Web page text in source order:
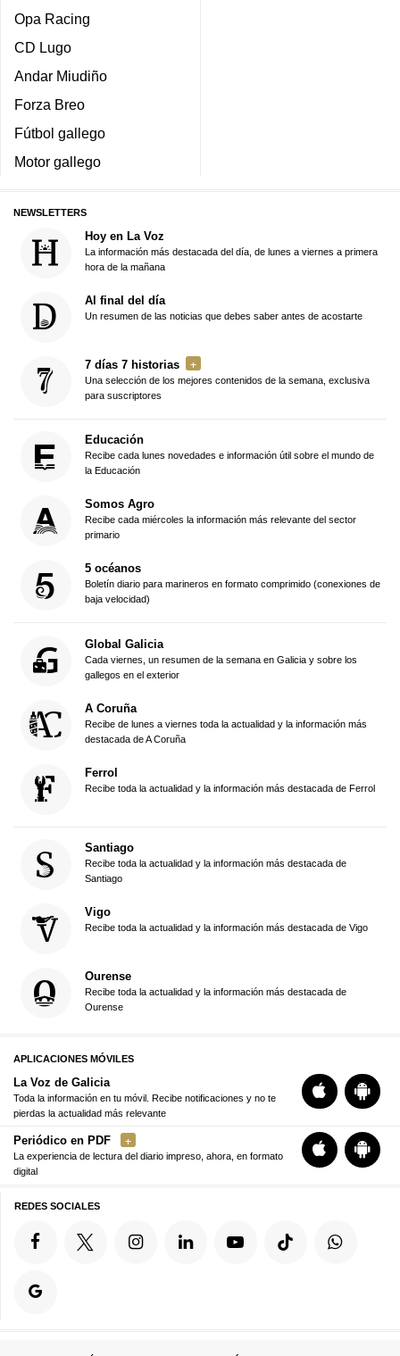
Opa Racing
CD Lugo
Andar Miudiño
Forza Breo
Fútbol gallego
Motor gallego
NEWSLETTERS
Hoy en La Voz
La información más destacada del día, de lunes a viernes a primera
hora de la mañana
Al final del día
Un resumen de las noticias que debes saber antes de acostarte
7 días 7 historias
Una selección de los mejores contenidos de la semana, exclusiva
para suscriptores
Educación
Recibe cada lunes novedades e información útil sobre el mundo de
la Educación
Somos Agro
Recibe cada miércoles la información más relevante del sector
primario
5 océanos
Boletín diario para marineros en formato comprimido (conexiones de
baja velocidad)
Global Galicia
Cada viernes, un resumen de la semana en Galicia y sobre los
gallegos en el exterior
A Coruña
Recibe de lunes a viernes toda la actualidad y la información más
destacada de A Coruña
Ferrol
Recibe toda la actualidad y la información más destacada de Ferrol
Santiago
Recibe toda la actualidad y la información más destacada de
Santiago
Vigo
Recibe toda la actualidad y la información más destacada de Vigo
Ourense
Recibe toda la actualidad y la información más destacada de
Ourense
APLICACIONES MÓVILES
La Voz de Galicia
Toda la información en tu móvil. Recibe notificaciones y no te
pierdas la actualidad más relevante
Periódico en PDF
La experiencia de lectura del diario impreso, ahora, en formato
digital
REDES SOCIALES